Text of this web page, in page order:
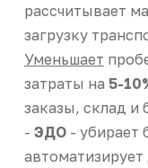
рассчитывает
загрузку
Уменьшает
затраты на 5-
заказы, склад и
- ЭДО- убирает